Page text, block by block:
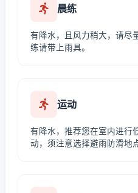
晨练
有降水，且风力稍大，请尽
练请带上雨具。
运动
有降水，推荐您在室内进行
动，须注意选择避雨防滑地